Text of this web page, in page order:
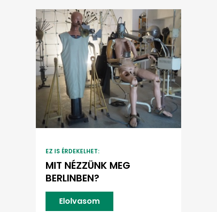
EZ IS ÉRDEKELHET:
MIT NÉZZÜNK MEG
BERLINBEN?
Elolvasom